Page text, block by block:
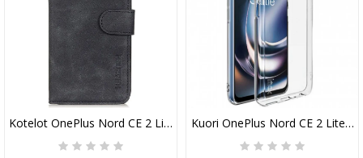
Kotelot OnePlus Nord CE 2 Lite 5G Khazneh Vintage Nahkaefekti
Kuori OnePlus Nord CE 2 Lite